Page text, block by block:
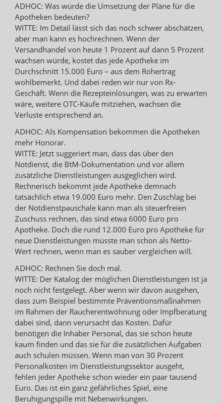
ADHOC: Was würde die Umsetzung der Pläne für die
Apotheken bedeuten?
WITTE: Im Detail lässt sich das noch schwer abschätzen,
aber man kann es hochrechnen. Wenn der
Versandhandel von heute 1 Prozent auf dann 5 Prozent
wachsen würde, kostet das jede Apotheke im
Durchschnitt 15.000 Euro – aus dem Rohertrag
wohlbemerkt. Und dabei reden wir nur von Rx-
Geschäft. Wenn die Rezepteinlösungen, was zu erwarten
wäre, weitere OTC-Käufe mitziehen, wachsen die
Verluste entsprechend an.
ADHOC: Als Kompensation bekommen die Apotheken
mehr Honorar.
WITTE: Jetzt suggeriert man, dass das über den
Notdienst, die BtM-Dokumentation und vor allem
zusätzliche Dienstleistungen ausgeglichen wird.
Rechnerisch bekommt jede Apotheke demnach
tatsächlich etwa 19.000 Euro mehr. Den Zuschlag bei
der Notdienstpauschale kann man als steuerfreien
Zuschuss rechnen, das sind etwa 6000 Euro pro
Apotheke. Doch die rund 12.000 Euro pro Apotheke für
neue Dienstleistungen müsste man schon als Netto-
Wert rechnen, wenn man es sauber vergleichen will.
ADHOC: Rechnen Sie doch mal.
WITTE: Der Katalog der möglichen Dienstleistungen ist ja
noch nicht festgelegt. Aber wenn wir davon ausgehen,
dass zum Beispiel bestimmte Präventionsmaßnahmen
im Rahmen der Raucherentwöhnung oder Impfberatung
dabei sind, dann verursacht das Kosten. Dafür
benötigen die Inhaber Personal, das sie schon heute
kaum finden und das sie für die zusätzlichen Aufgaben
auch schulen müssen. Wenn man von 30 Prozent
Personalkosten im Dienstleistungssektor ausgeht,
fehlen jeder Apotheke schon wieder ein paar tausend
Euro. Das ist ein ganz gefährliches Spiel, eine
Beruhigungspille mit Nebenwirkungen.